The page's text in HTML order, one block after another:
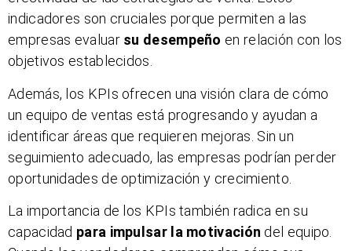
indicadores son cruciales porque permiten a las
empresas evaluar su desempeño en relación con los
objetivos establecidos.
Además, los KPIs ofrecen una visión clara de cómo
un equipo de ventas está progresando y ayudan a
identificar áreas que requieren mejoras. Sin un
seguimiento adecuado, las empresas podrían perder
oportunidades de optimización y crecimiento.
La importancia de los KPIs también radica en su
capacidad para impulsar la motivación del equipo.